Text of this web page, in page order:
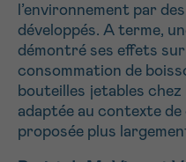
l’environnement par
développés. A terme,
démontré ses effets
consommation de
bouteilles jetables
adaptée au contexte
proposée plus